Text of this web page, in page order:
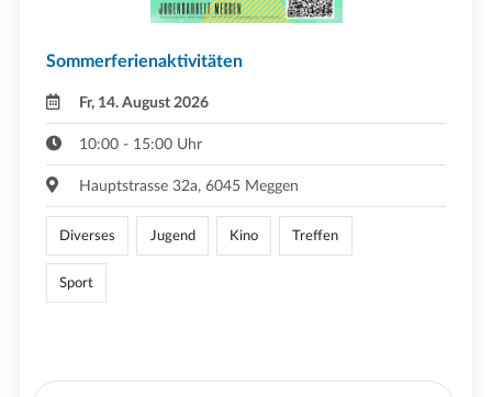
Sommerferienaktivitäten
Fr, 14. August 2026
10:00 - 15:00 Uhr
Hauptstrasse 32a, 6045 Meggen
Diverses Jugend Kino Treffen
Sport